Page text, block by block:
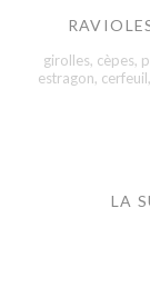
girolles, cèpes,
estragon,
LA